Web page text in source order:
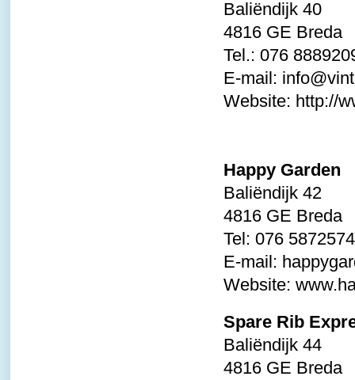
Baliëndijk 40
4816 GE Breda
Tel.: 076
E-mail:
Website: http://
Happy Garden
Baliëndijk 42
4816 GE Breda
Tel: 076 5872574
E-mail:
Website:
Spare Rib
Baliëndijk 44
4816 GE Breda